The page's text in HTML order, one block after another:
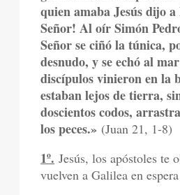
quien amaba Jesús dijo a
Señor! Al oír Simón
Señor se ciñó la túnica,
desnudo, y se echó al
discípulos vinieron en la
estaban lejos de tierra,
doscientos codos,
los peces.» (Juan 21, 1-8)
1º. Jesús, los apóstoles te
vuelven a Galilea en